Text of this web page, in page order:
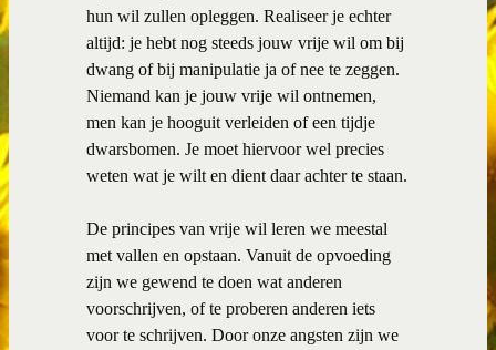
hun wil zullen opleggen. Realiseer je echter
altijd: je hebt nog steeds jouw vrije wil om bij
dwang of bij manipulatie ja of nee te zeggen.
Niemand kan je jouw vrije wil ontnemen,
men kan je hooguit verleiden of een tijdje
dwarsbomen. Je moet hiervoor wel precies
weten wat je wilt en dient daar achter te staan.
De principes van vrije wil leren we meestal
met vallen en opstaan. Vanuit de opvoeding
zijn we gewend te doen wat anderen
voorschrijven, of te proberen anderen iets
voor te schrijven. Door onze angsten zijn we